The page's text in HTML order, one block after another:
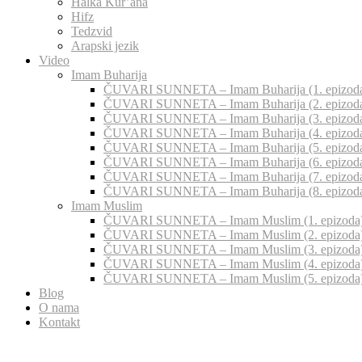
Hifz
Tedzvid
Arapski jezik
Video
Imam Buharija
ČUVARI SUNNETA – Imam Buharija (1.
ČUVARI SUNNETA – Imam Buharija (2.
ČUVARI SUNNETA – Imam Buharija (3.
ČUVARI SUNNETA – Imam Buharija (4.
ČUVARI SUNNETA – Imam Buharija (5.
ČUVARI SUNNETA – Imam Buharija (6.
ČUVARI SUNNETA – Imam Buharija (7.
ČUVARI SUNNETA – Imam Buharija (8.
Imam Muslim
ČUVARI SUNNETA – Imam Muslim (1.
ČUVARI SUNNETA – Imam Muslim (2.
ČUVARI SUNNETA – Imam Muslim (3.
ČUVARI SUNNETA – Imam Muslim (4.
ČUVARI SUNNETA – Imam Muslim (5.
Blog
O nama
Kontakt